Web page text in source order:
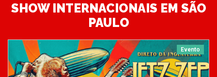
SHOW INTERNACIONAIS EM SÃO
PAULO
Evento